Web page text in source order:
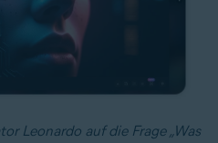
Leonardo auf die Frage „Was